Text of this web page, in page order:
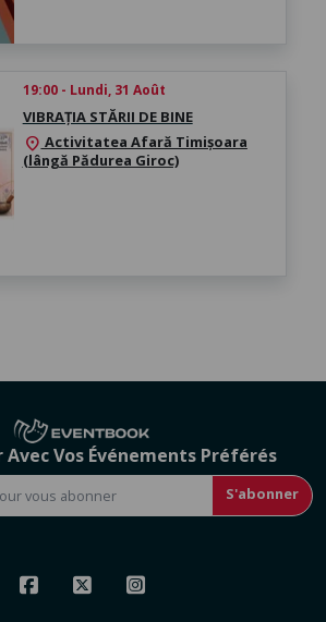
19:00 - Lundi, 31 Août
VIBRAȚIA STĂRII DE BINE
location_onActivitatea Afară Timișoara
(lângă Pădurea Giroc)
Avec Vos Événements Préférés
S'abonner